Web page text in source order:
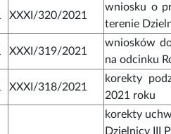
XXXI/320/2021
wniosku o
terenie
XXXI/319/2021
wniosków
na odcinku
XXXI/318/2021
korekty
2021 roku
korekty
Dzielnicy III